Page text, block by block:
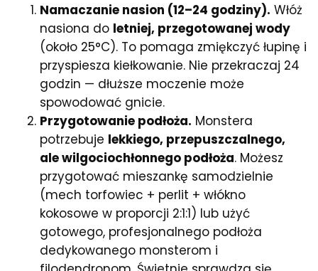
Namaczanie nasion (12–24 godziny). Włóż
nasiona do letniej, przegotowanej wody
(około 25°C). To pomaga zmiękczyć łupinę i
przyspiesza kiełkowanie. Nie przekraczaj 24
godzin — dłuższe moczenie może
spowodować gnicie.
Przygotowanie podłoża. Monstera
potrzebuje lekkiego, przepuszczalnego,
ale wilgociochłonnego podłoża. Możesz
przygotować mieszankę samodzielnie
(mech torfowiec + perlit + włókno
kokosowe w proporcji 2:1:1) lub użyć
gotowego, profesjonalnego podłoża
dedykowanego monsterom i